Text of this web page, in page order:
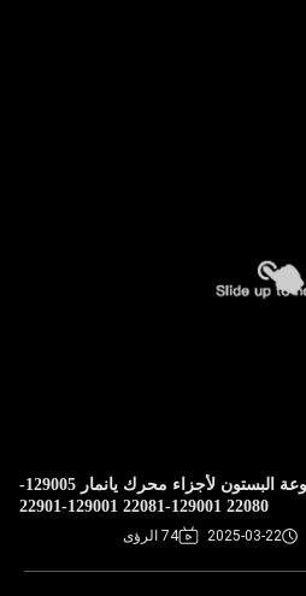
4TNE88 4d88e مجموعة البستون لأجزاء محرك يانمار 129005-
22080 129001-22081 129001-22901
2025-03-22 74 الرؤى